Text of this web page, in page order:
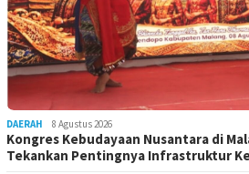
DAERAH 8 Agustus 2026
Kongres Kebudayaan Nusantara di
Tekankan Pentingnya Infrastruktur